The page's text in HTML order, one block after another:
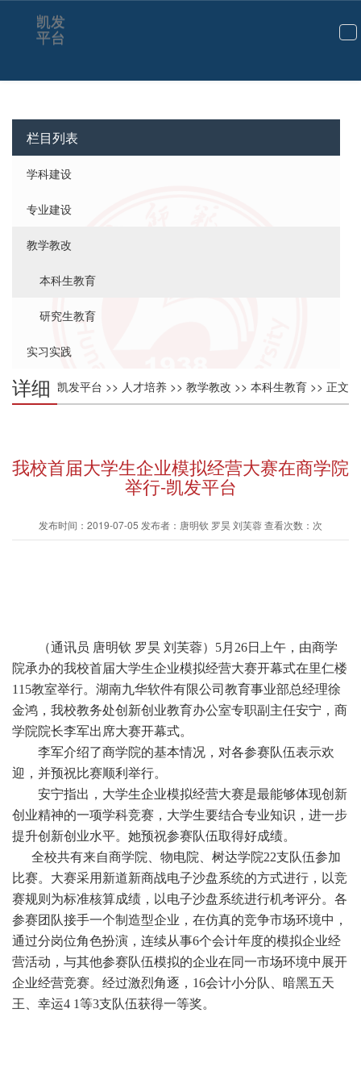
切
航
凯发
平台
栏目列表
学科建设
专业建设
教学教改
本科生教育
研究生教育
实习实践
凯发平台 >> 人才培养 >> 教学教改 >> 本科生教育 >> 正文
详细
我校首届大学生企业模拟经营大赛在商学院
举行-凯发平台
发布时间：2019-07-05 发布者：唐明钦 罗昊 刘芙蓉 查看次数：次
（通讯员 唐明钦 罗昊 刘芙蓉） 5月26日 上午 ， 由商学
院承办的我校首届大学生企业模拟经营大赛开幕式在里仁楼
115教室举行。 湖南九华软件有限公司教育事业部总经理徐
金鸿 ，我校教务处创新创业教育办公室专职副主任安宁， 商
学院院长李军出席大赛开幕式。
李军介绍了商学院的基本情况， 对各参赛队伍表示欢
迎， 并预祝比赛顺利举行。
安宁指出，大学生企业模拟经营大赛是最能够体现创新
创业精神的一项学科竞赛，大学生要结合专业知识 ， 进一步
提升创新创业水平。她预祝参赛队伍取得好成绩。
全校共有来自商学院、物电院、树达学院22支队伍参加
比赛。 大赛采用新道新商战电子沙盘系统的方式进行，以竞
赛规则为标准核算成绩，以电子沙盘系统进行机考评分。各
参赛团队接手一个制造型企业，在仿真的竞争市场环境中，
通过分岗位角色扮演，连续从事6个会计年度的模拟企业经
营活动，与其他参赛队伍模拟的企业在同一市场环境中展开
企业经营竞赛。 经过激烈角逐， 16会计小分队、暗黑五天
王、幸运4 1等3支队伍获得一等奖。